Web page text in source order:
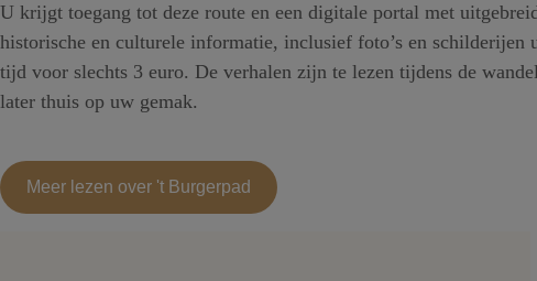
U krijgt toegang tot deze route en een digitale portal met
historische en culturele informatie, inclusief foto’s en schilderijen
tijd voor slechts 3 euro. De verhalen zijn te lezen tijdens de
later thuis op uw gemak.
Meer lezen over 't Burgerpad